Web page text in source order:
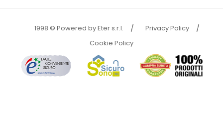
1998 © Powered by Eter s.r.l.
Privacy Policy
Cookie Policy